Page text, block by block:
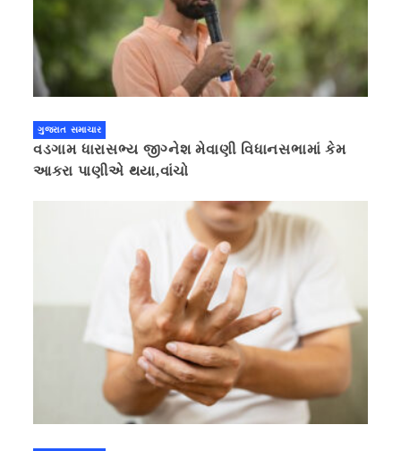
ગુજરાત સમાચાર
વડગામ ધારાસભ્ય જીગ્નેશ મેવાણી વિધાનસભામાં કેમ
આકરા પાણીએ થયા,વાંચો